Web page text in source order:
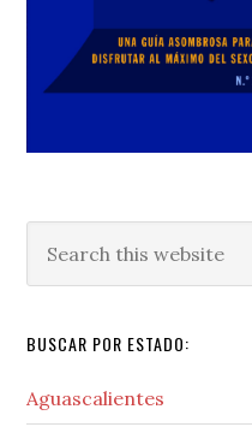
this
BUSCAR POR ESTADO:
Aguascalientes